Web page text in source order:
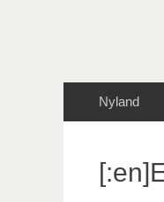
Nyland